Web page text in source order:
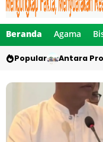
Beranda Agama
Popular Antara